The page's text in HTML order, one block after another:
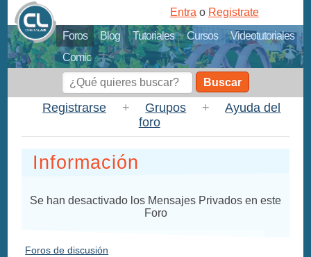
Foros Blog Tutoriales Cursos
Videotutoriales
Comic
Entra o Registrate
Buscar
Registrarse + Grupos +
Ayuda del
foro
Información
Se han desactivado los Mensajes Privados en este
Foro
Foros de discusión